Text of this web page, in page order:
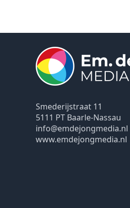
Smederijstraat 11
5111 PT Baarle-Nassau
info@emdejongmedia.nl
www.emdejongmedia.nl